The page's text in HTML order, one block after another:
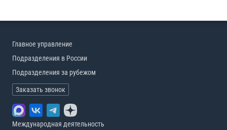
Главное управление
Подразделения в России
Подразделения за рубежом
Заказать звонок
Международная деятельность